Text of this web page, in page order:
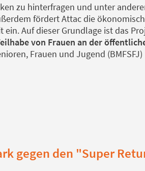
zu hinterfragen und unter
fördert Attac die
Auf dieser Grundlage ist das
von Frauen an der
Frauen und Jugend
gegen den "Super